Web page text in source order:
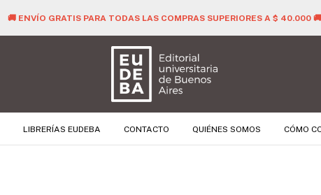
🚚 ENVÍO GRATIS PARA TODAS LAS COMPRAS SUPERIORES A $ 40.000 🚚
LIBRERÍAS EUDEBA CONTACTO QUIÉNES SOMOS CÓMO